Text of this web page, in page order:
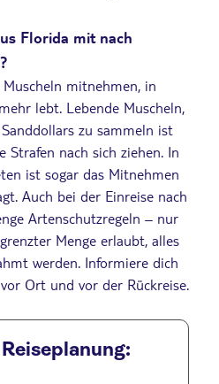
Florida mit nach
mitnehmen, in
lebt. Lebende Muscheln,
zu sammeln ist
Strafen nach sich ziehen. In
ist sogar das Mitnehmen
Auch bei der Einreise nach
Artenschutzregeln – nur
Menge erlaubt, alles
werden. Informiere dich
Ort und vor der Rückreise.